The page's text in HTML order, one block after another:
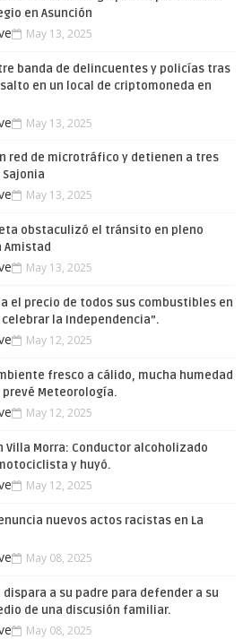
en Asunción
May 13, 2025
banda de delincuentes y policías tras
en un local de criptomoneda en
May 13, 2025
red de microtráfico y detienen a tres
May 13, 2025
obstaculizó el tránsito en pleno
Amistad
May 13, 2025
el precio de todos sus combustibles en
celebrar la Independencia”.
May 12, 2025
fresco a cálido, mucha humedad
Meteorología.
May 12, 2025
Villa Morra: Conductor alcoholizado
y huyó.
May 12, 2025
nuevos actos racistas en La
May 08, 2025
a su padre para defender a su
de una discusión familiar.
May 08, 2025